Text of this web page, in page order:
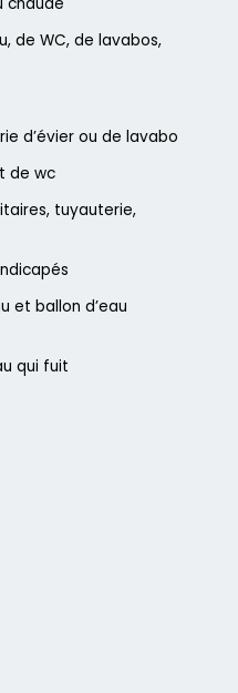
de WC, de lavabos,
d’évier ou de lavabo
de wc
tuyauterie,
et ballon d’eau
qui fuit